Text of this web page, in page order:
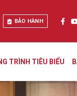
BẢO HÀNH
TRÌNH TIÊU BIỂU